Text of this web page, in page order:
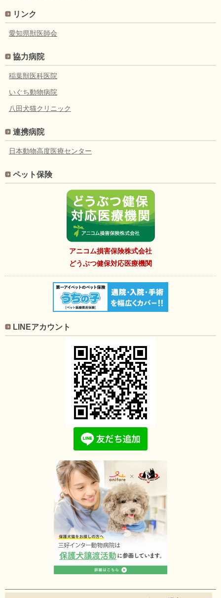
リンク
愛知県獣医師会
協力病院
稲葉獣医科医院
いぐち動物病院
八田犬猫クリニック
連携病院
日本動物高度医療センター
ペット保険
アニコム損害保険株式会社
どうぶつ健保対応医療機関
LINEアカウント